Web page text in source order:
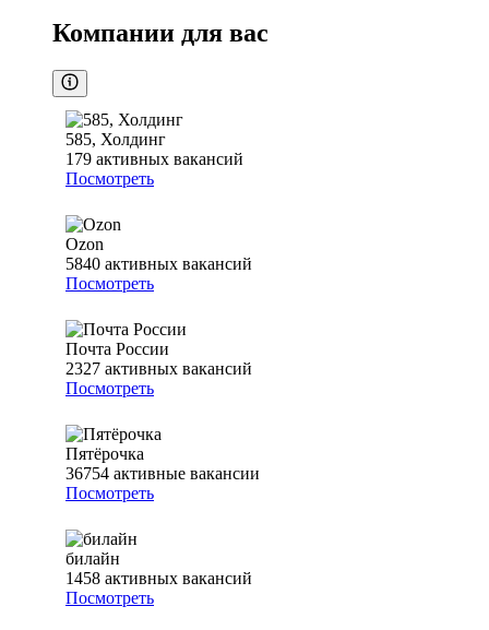
Компании для вас
585, Холдинг
179 активных вакансий
Посмотреть
Ozon
5840 активных вакансий
Посмотреть
Почта России
2327 активных вакансий
Посмотреть
Пятёрочка
36754 активные вакансии
Посмотреть
билайн
1458 активных вакансий
Посмотреть